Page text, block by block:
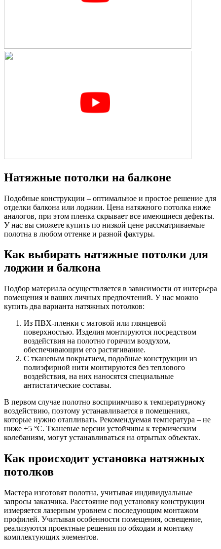
Натяжные потолки на балконе
Подобные конструкции – оптимальное и простое решение для
отделки балкона или лоджии. Цена натяжного потолка ниже
аналогов, при этом пленка скрывает все имеющиеся дефекты.
У нас вы сможете купить по низкой цене рассматриваемые
полотна в любом оттенке и разной фактуры.
Как выбирать натяжные потолки для
лоджии и балкона
Подбор материала осуществляется в зависимости от интерьера
помещения и ваших личных предпочтений. У нас можно
купить два варианта натяжных потолков:
Из ПВХ-пленки с матовой или глянцевой
поверхностью. Изделия монтируются посредством
воздействия на полотно горячим воздухом,
обеспечивающим его растягивание.
С тканевым покрытием, подобные конструкции из
полиэфирной нити монтируются без теплового
воздействия, на них наносятся специальные
антистатические составы.
В первом случае полотно восприимчиво к температурному
воздействию, поэтому устанавливается в помещениях,
которые нужно отапливать. Рекомендуемая температура – не
ниже +5 °C. Тканевые версии устойчивы к термическим
колебаниям, могут устанавливаться на отрытых объектах.
Как происходит установка натяжных
потолков
Мастера изготовят полотна, учитывая индивидуальные
запросы заказчика. Расстояние под установку конструкции
измеряется лазерным уровнем с последующим монтажом
профилей. Учитывая особенности помещения, освещение,
реализуются проектные решения по обходам и монтажу
комплектующих элементов.